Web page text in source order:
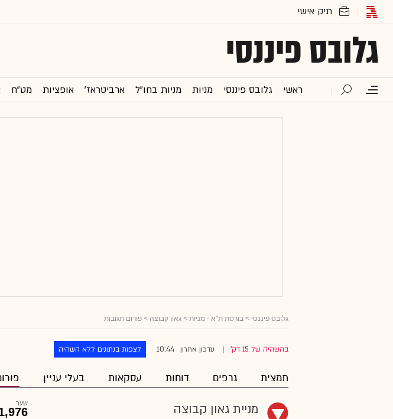
גלובס פיננסי
ראשי גלובס פיננסי מניות מניות בחו"ל ארביטראז' אופציות מט"ח
גלובס פיננסי > בורסת ת"א - מניות > גאון קבוצה > פורום תגובות
בהשהיה של 15 דק' עדכון אחרון 10:44 לצפות בנתונים ללא השהיה
תמצית גרפים דוחות עסקאות בעלי עניין
מניית גאון קבוצה שער